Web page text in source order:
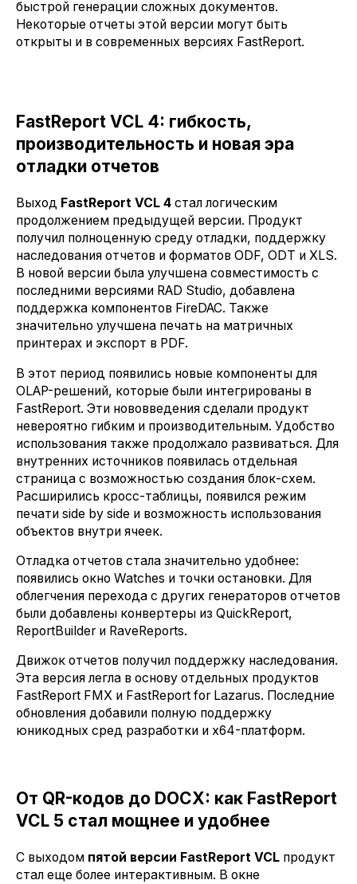
быстрой генерации сложных документов.
Некоторые отчеты этой версии могут быть
открыты и в современных версиях FastReport.
FastReport VCL 4: гибкость,
производительность и новая эра
отладки отчетов
Выход FastReport VCL 4 стал логическим
продолжением предыдущей версии. Продукт
получил полноценную среду отладки, поддержку
наследования отчетов и форматов ODF, ODT и XLS.
В новой версии была улучшена совместимость с
последними версиями RAD Studio, добавлена
поддержка компонентов FireDAC. Также
значительно улучшена печать на матричных
принтерах и экспорт в PDF.
В этот период появились новые компоненты для
OLAP-решений, которые были интегрированы в
FastReport. Эти нововведения сделали продукт
невероятно гибким и производительным. Удобство
использования также продолжало развиваться. Для
внутренних источников появилась отдельная
страница с возможностью создания блок-схем.
Расширились кросс-таблицы, появился режим
печати side by side и возможность использования
объектов внутри ячеек.
Отладка отчетов стала значительно удобнее:
появились окно Watches и точки остановки. Для
облегчения перехода с других генераторов отчетов
были добавлены конвертеры из QuickReport,
ReportBuilder и RaveReports.
Движок отчетов получил поддержку наследования.
Эта версия легла в основу отдельных продуктов
FastReport FMX и FastReport for Lazarus. Последние
обновления добавили полную поддержку
юникодных сред разработки и x64-платформ.
От QR-кодов до DOCX: как FastReport
VCL 5 стал мощнее и удобнее
С выходом пятой версии FastReport VCL продукт
стал еще более интерактивным. В окне